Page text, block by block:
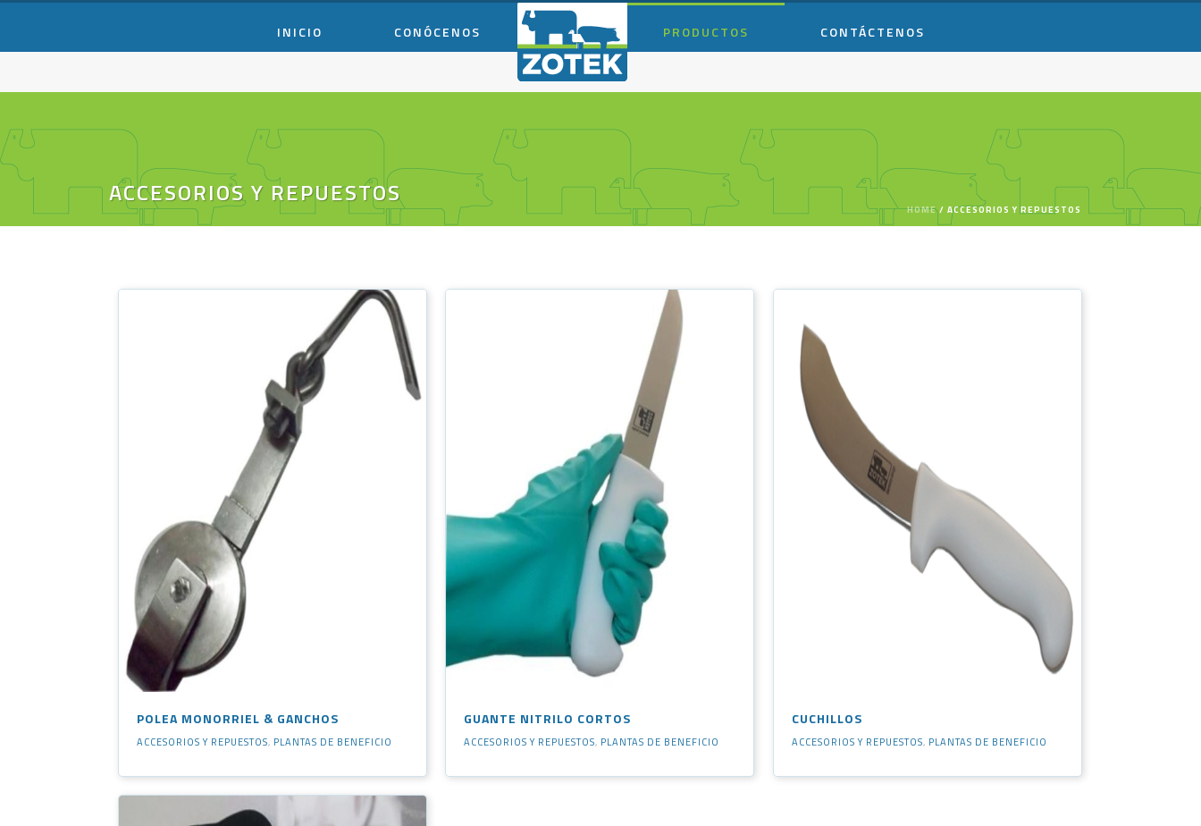
INICIO CONÓCENOS PRODUCTOS CONTÁCTENOS
ACCESORIOS Y REPUESTOS
HOME/ ACCESORIOS Y REPUESTOS
POLEA MONORRIEL & GANCHOS
ACCESORIOS Y REPUESTOS, PLANTAS DE BENEFICIO
GUANTE NITRILO CORTOS
ACCESORIOS Y REPUESTOS, PLANTAS DE BENEFICIO
CUCHILLOS
ACCESORIOS Y REPUESTOS, PLANTAS DE BENEFICIO